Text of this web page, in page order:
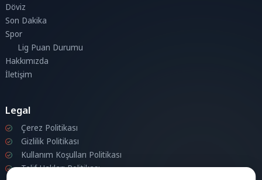
Döviz
Son Dakika
Spor
Lig Puan Durumu
Hakkımızda
İletişim
Legal
Çerez Politikası
Gizlilik Politikası
Kullanım Koşulları Politikası
Telif Hakları Politikası